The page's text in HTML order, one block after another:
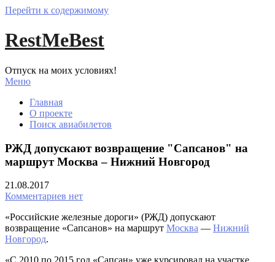
Перейти к содержимому
RestMeBest
Отпуск на моих условиях!
Меню
Главная
О проекте
Поиск авиабилетов
РЖД допускают возвращение "Сапсанов" на
маршрут Москва – Нижний Новгород
21.08.2017
Комментариев нет
«Российские железные дороги» (РЖД) допускают
возвращение «Сапсанов» на маршрут Москва — Нижний
Новгород.